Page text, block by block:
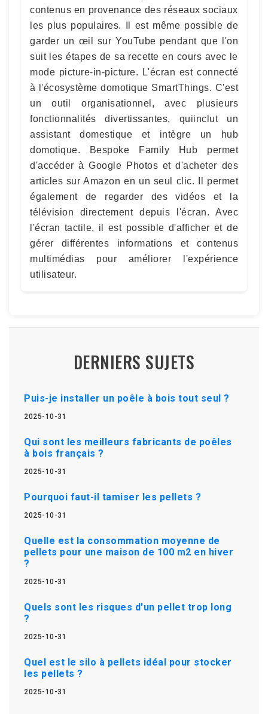
contenus en provenance des réseaux sociaux
les plus populaires. Il est même possible de
garder un œil sur YouTube pendant que l'on
suit les étapes de sa recette en cours avec le
mode picture-in-picture. L'écran est connecté
à l'écosystème domotique SmartThings. C'est
un outil organisationnel, avec plusieurs
fonctionnalités divertissantes, quiinclut un
assistant domestique et intègre un hub
domotique. Bespoke Family Hub permet
d'accéder à Google Photos et d'acheter des
articles sur Amazon en un seul clic. Il permet
également de regarder des vidéos et la
télévision directement depuis l'écran. Avec
l'écran tactile, il est possible d'afficher et de
gérer différentes informations et contenus
multimédias pour améliorer l'expérience
utilisateur.
DERNIERS SUJETS
Puis-je installer un poêle à bois tout seul ?
2025-10-31
Qui sont les meilleurs fabricants de poêles
à bois français ?
2025-10-31
Pourquoi faut-il tamiser les pellets ?
2025-10-31
Quelle est la consommation moyenne de
pellets pour une maison de 100 m2 en hiver
?
2025-10-31
Quels sont les risques d'un pellet trop long
?
2025-10-31
Quel est le silo à pellets idéal pour stocker
les pellets ?
2025-10-31